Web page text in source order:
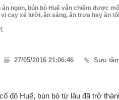
ăn ngon, bún bò Huế vẫn chiếm được
cay xé lưỡi, ăn sáng, ăn trưa hay ăn
27/05/2016 21:06:46 Sưu
đô Huế, bún bò từ lâu đã trở